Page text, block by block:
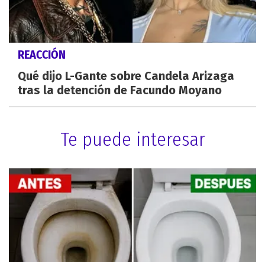
REACCIÓN
Qué dijo L-Gante sobre Candela Arizaga
tras la detención de Facundo Moyano
Te puede interesar